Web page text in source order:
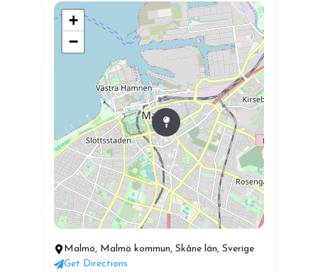
+
−
Malmö, Malmö kommun, Skåne län, Sverige
Get Directions